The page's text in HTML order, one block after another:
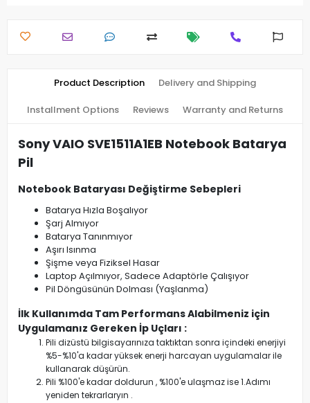
Product Description Delivery and Shipping
Installment Options Reviews Warranty and Returns
Sony VAIO SVE1511A1EB Notebook Batarya
Pil
Notebook Bataryası Değiştirme Sebepleri
Batarya Hızla Boşalıyor
Şarj Almıyor
Batarya Tanınmıyor
Aşırı Isınma
Şişme veya Fiziksel Hasar
Laptop Açılmıyor, Sadece Adaptörle Çalışıyor
Pil Döngüsünün Dolması (Yaşlanma)
İlk Kullanımda Tam Performans Alabilmeniz için
Uygulamanız Gereken İp Uçları :
Pili dizüstü bilgisayarınıza taktıktan sonra içindeki enerjiyi
%5-%10'a kadar yüksek enerji harcayan uygulamalar ile
kullanarak düşürün.
Pili %100'e kadar doldurun , %100'e ulaşmaz ise 1.Adımı
yeniden tekrarlaryın .